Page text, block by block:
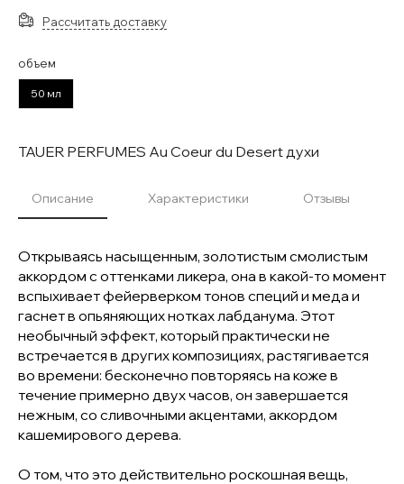
Рассчитать доставку
объем
50 мл
TAUER PERFUMES Au Coeur du Desert духи
Описание Характеристики Отзывы
Открываясь насыщенным, золотистым смолистым
аккордом с оттенками ликера, она в какой-то момент
вспыхивает фейерверком тонов специй и меда и
гаснет в опьяняющих нотках лабданума. Этот
необычный эффект, который практически не
встречается в других композициях, растягивается
во времени: бесконечно повторяясь на коже в
течение примерно двух часов, он завершается
нежным, со сливочными акцентами, аккордом
кашемирового дерева.
О том, что это действительно роскошная вещь,